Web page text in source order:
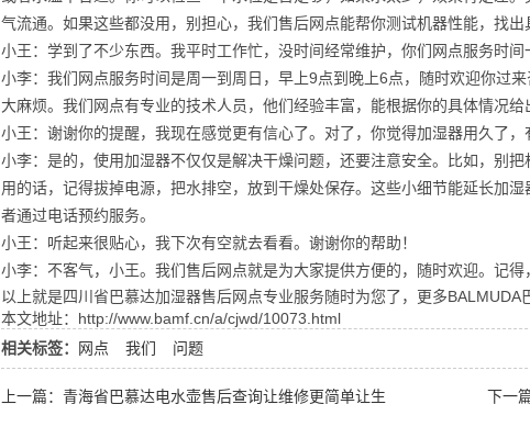
气流通。如果这些都没用，别担心，我们售后网点能帮你测试机器性能，找出
小王：学到了不少东西。我平时工作忙，没时间经常维护，你们网点服务时间
小李：我们网点服务时间是周一到周日，早上9点到晚上6点，随时欢迎你过
大麻烦。我们网点有专业的技术人员，他们经验丰富，能根据你的具体情况给
小王：谢谢你的提醒，我现在感觉更有信心了。对了，你觉得加湿器用久了，
小李：是的，使用加湿器不仅仅是解决干燥问题，还要注意安全。比如，别
用的话，记得拔掉电源，把水排空，放到干燥处保存。这些小细节能延长加
者通过电话预约服务。
小王：听起来很贴心，我下次有空就去看看。谢谢你的帮助！
小李：不客气，小王。我们售后网点就是为大家提供方便的，随时欢迎。记得
以上就是四川省巴慕达加湿器售后网点专业服务随时为您了，更多BALMUDA
本文地址：http://www.bamf.cn/a/cjwd/10073.html
相关标签：
网点 我们 问题
上一篇：青海省巴慕达电水壶售后查询让维修更简单让生 下一